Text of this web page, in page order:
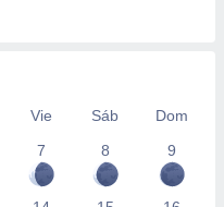
Vie Sáb
Dom
7 8 9